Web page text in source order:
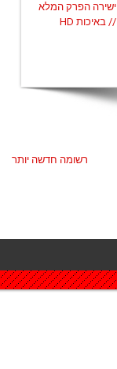
ישירה הפרק המלא
// באיכות HD
רשומה חדשה יותר